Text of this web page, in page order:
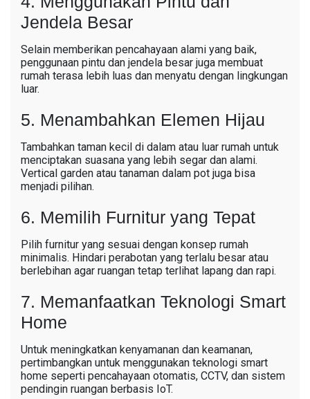
Jendela Besar
Selain memberikan pencahayaan alami yang baik,
penggunaan pintu dan jendela besar juga membuat
rumah terasa lebih luas dan menyatu dengan lingkungan
luar.
5. Menambahkan Elemen Hijau
Tambahkan taman kecil di dalam atau luar rumah untuk
menciptakan suasana yang lebih segar dan alami.
Vertical garden atau tanaman dalam pot juga bisa
menjadi pilihan.
6. Memilih Furnitur yang Tepat
Pilih furnitur yang sesuai dengan konsep rumah
minimalis. Hindari perabotan yang terlalu besar atau
berlebihan agar ruangan tetap terlihat lapang dan rapi.
7. Memanfaatkan Teknologi Smart
Home
Untuk meningkatkan kenyamanan dan keamanan,
pertimbangkan untuk menggunakan teknologi smart
home seperti pencahayaan otomatis, CCTV, dan sistem
pendingin ruangan berbasis IoT.